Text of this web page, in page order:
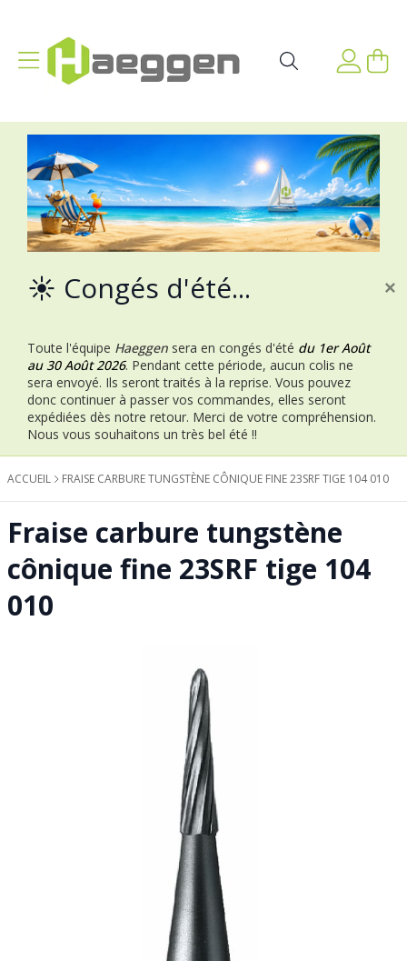
Affichage navigation Mon
☀️ Congés d'été...
Toute l'équipe Haeggen sera en congés d'été du 1er Août
au 30 Août 2026. Pendant cette période, aucun colis ne
sera envoyé. Ils seront traités à la reprise. Vous pouvez
donc continuer à passer vos commandes, elles seront
expédiées dès notre retour. Merci de votre compréhension.
Nous vous souhaitons un très bel été !!
×
ACCUEIL FRAISE CARBURE TUNGSTÈNE CÔNIQUE FINE 23SRF TIGE 104 010
Fraise carbure tungstène
cônique fine 23SRF tige 104
010